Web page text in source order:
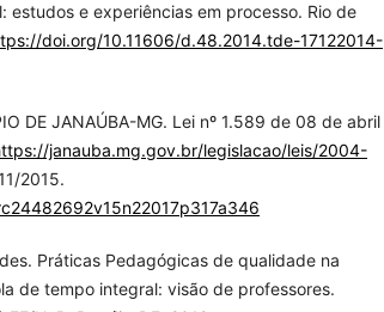
estudos e experiências em processo. Rio de
doi.org/10.11606/d.48.2014.tde-17122014-
DE JANAÚBA-MG. Lei nº 1.589 de 08 de abril
janauba.mg.gov.br/legislacao/leis/2004-
2015.
Práticas Pedagógicas de qualidade na
de tempo integral: visão de professores.